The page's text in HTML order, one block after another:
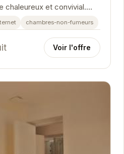
chaleureux et convivial.
et des...
chambres-non-fumeurs
Voir l'offre